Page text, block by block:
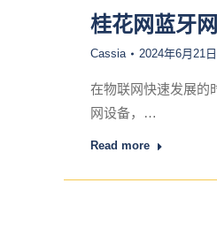
桂花网蓝牙
Cassia 2024年6月21日
在物联网快速发展的
网设备，…
Read more